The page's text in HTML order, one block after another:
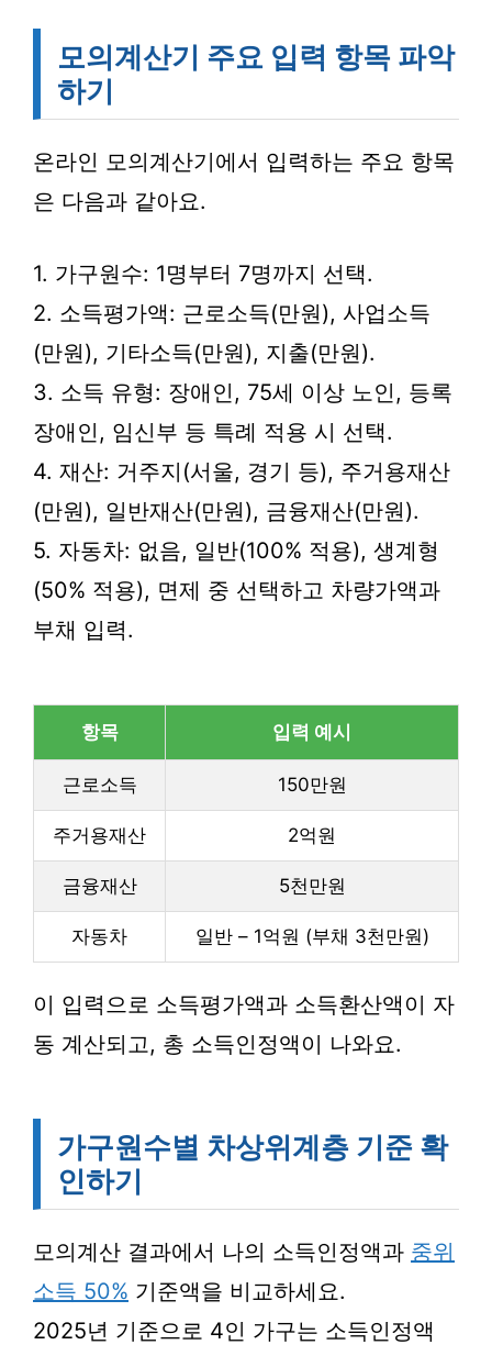
모의계산기 주요 입력 항목 파악
하기
온라인 모의계산기에서 입력하는 주요 항목
은 다음과 같아요.
1. 가구원수: 1명부터 7명까지 선택.
2. 소득평가액: 근로소득(만원), 사업소득
(만원), 기타소득(만원), 지출(만원).
3. 소득 유형: 장애인, 75세 이상 노인, 등록
장애인, 임신부 등 특례 적용 시 선택.
4. 재산: 거주지(서울, 경기 등), 주거용재산
(만원), 일반재산(만원), 금융재산(만원).
5. 자동차: 없음, 일반(100% 적용), 생계형
(50% 적용), 면제 중 선택하고 차량가액과
부채 입력.
항목 입력 예시
근로소득 150만원
주거용재산 2억원
금융재산 5천만원
자동차 일반 – 1억원 (부채 3천만원)
이 입력으로 소득평가액과 소득환산액이 자
동 계산되고, 총 소득인정액이 나와요.
가구원수별 차상위계층 기준 확
인하기
모의계산 결과에서 나의 소득인정액과 중위
소득 50% 기준액을 비교하세요.
2025년 기준으로 4인 가구는 소득인정액